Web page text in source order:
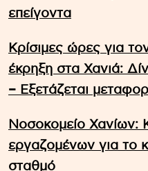
επείγοντα
Κρίσιμες ώρες για
έκρηξη στα Χανιά:
– Εξετάζεται
Νοσοκομείο Χανίων:
εργαζομένων για το
σταθμό